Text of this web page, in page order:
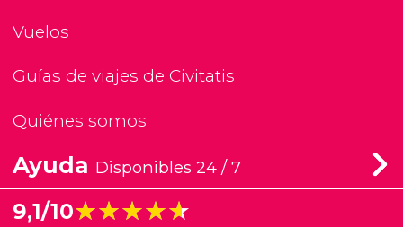
Vuelos
Guías de viajes de Civitatis
Quiénes somos
Ayuda Disponibles 24 / 7
9,1/10★★★★★
★★★★★